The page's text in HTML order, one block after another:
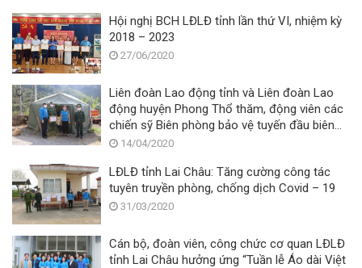
lần thứ X
Hội nghị BCH LĐLĐ tỉnh lần thứ VI, nhiệm kỳ
2018 – 2023
27/06/2020
Liên đoàn Lao động tỉnh và Liên đoàn Lao
động huyện Phong Thổ thăm, động viên các
chiến sỹ Biên phòng bảo vệ tuyến đầu biên
giới trong phòng, chống dịch Covid- 19
14/04/2020
LĐLĐ tỉnh Lai Châu: Tăng cường công tác
tuyên truyền phòng, chống dịch Covid – 19
31/03/2020
Cán bộ, đoàn viên, công chức cơ quan LĐLĐ
tỉnh Lai Châu hưởng ứng “Tuần lễ Áo dài Việt